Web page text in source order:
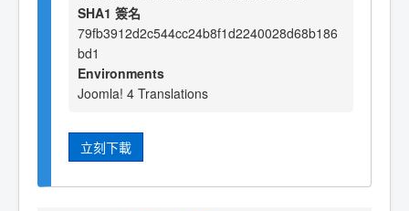
SHA1 簽名
79fb3912d2c544cc24b8f1d2240028d68b186
bd1
Environments
Joomla! 4 Translations
立刻下載